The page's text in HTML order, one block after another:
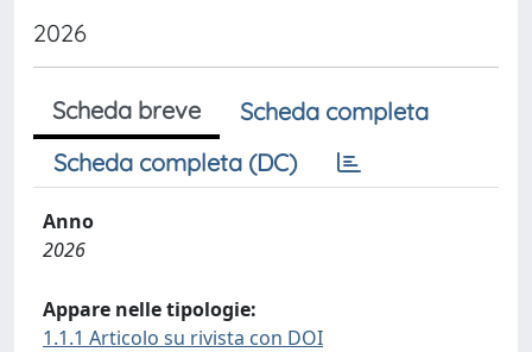
2026
Scheda breve
Scheda completa
Scheda completa (DC)
Anno
2026
Appare nelle tipologie:
1.1.1 Articolo su rivista con DOI